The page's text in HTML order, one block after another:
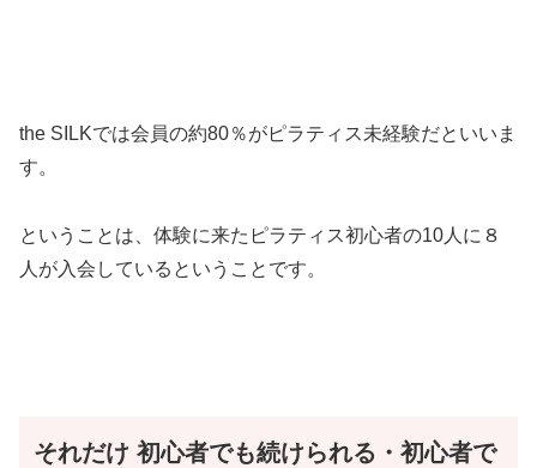
the SILKでは会員の約80％がピラティス未経験だといいま
す。
ということは、体験に来たピラティス初心者の10人に８
人が入会しているということです。
それだけ 初心者でも続けられる・初心者で